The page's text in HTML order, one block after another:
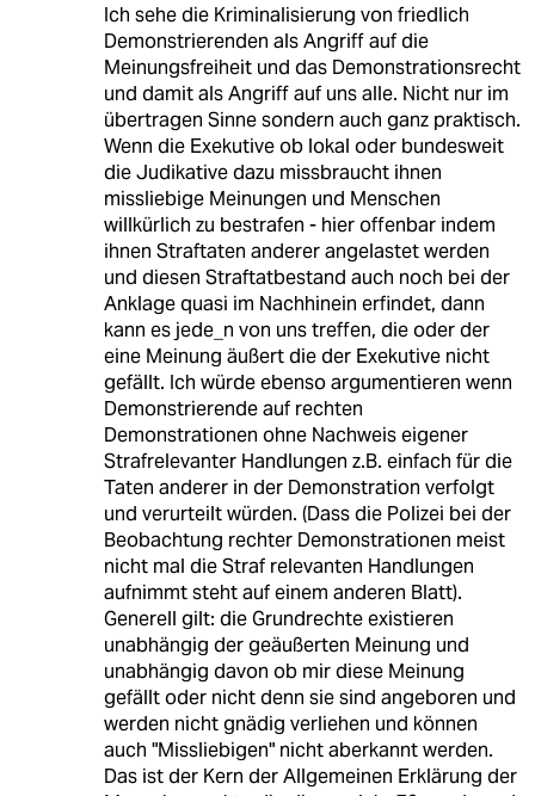
Ich sehe die Kriminalisierung von friedlich
Demonstrierenden als Angriff auf die
Meinungsfreiheit und das Demonstrationsrecht
und damit als Angriff auf uns alle. Nicht nur im
übertragen Sinne sondern auch ganz praktisch.
Wenn die Exekutive ob lokal oder bundesweit
die Judikative dazu missbraucht ihnen
missliebige Meinungen und Menschen
willkürlich zu bestrafen - hier offenbar indem
ihnen Straftaten anderer angelastet werden
und diesen Straftatbestand auch noch bei der
Anklage quasi im Nachhinein erfindet, dann
kann es jede_n von uns treffen, die oder der
eine Meinung äußert die der Exekutive nicht
gefällt. Ich würde ebenso argumentieren wenn
Demonstrierende auf rechten
Demonstrationen ohne Nachweis eigener
Strafrelevanter Handlungen z.B. einfach für die
Taten anderer in der Demonstration verfolgt
und verurteilt würden. (Dass die Polizei bei der
Beobachtung rechter Demonstrationen meist
nicht mal die Straf relevanten Handlungen
aufnimmt steht auf einem anderen Blatt).
Generell gilt: die Grundrechte existieren
unabhängig der geäußerten Meinung und
unabhängig davon ob mir diese Meinung
gefällt oder nicht denn sie sind angeboren und
werden nicht gnädig verliehen und können
auch "Missliebigen" nicht aberkannt werden.
Das ist der Kern der Allgemeinen Erklärung der